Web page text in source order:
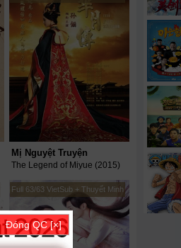
Mị Nguyệt Truyện
The Legend of Miyue (2015)
Full 63/63 VietSub + Thuyết Minh
Đóng QC [×]